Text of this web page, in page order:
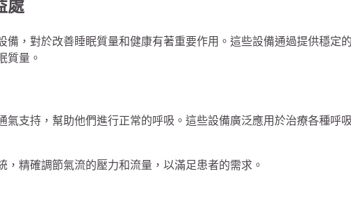
處
備，對於改善睡眠質量和健康有著重要作用。這些設備通過提供穩定的
質量。
氣支持，幫助他們進行正常的呼吸。這些設備廣泛應用於治療各種呼吸
精確調節氣流的壓力和流量，以滿足患者的需求。